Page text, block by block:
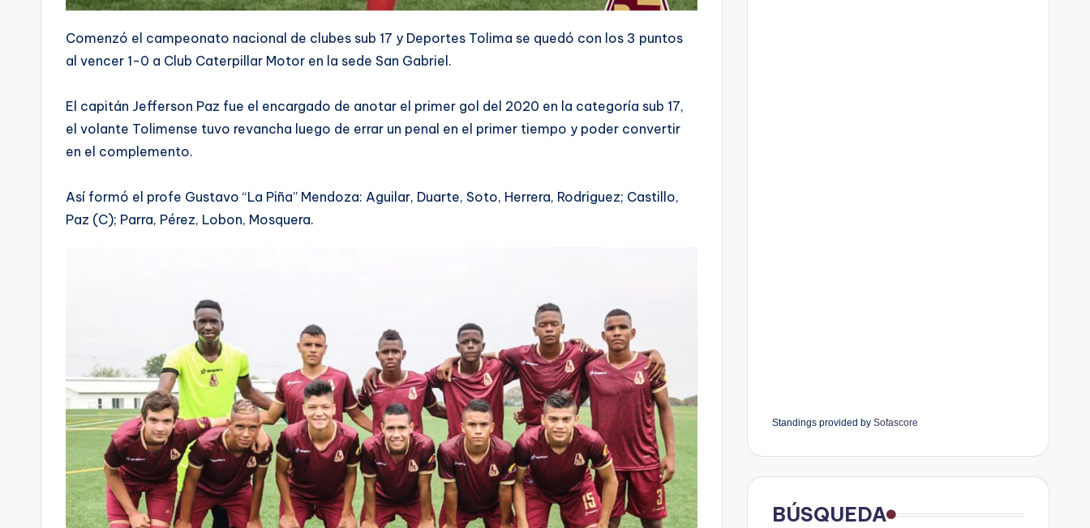
Comenzó el campeonato nacional de clubes sub 17 y Deportes Tolima se quedó con los 3 puntos
al vencer 1-0 a Club Caterpillar Motor en la sede San Gabriel.
El capitán Jefferson Paz fue el encargado de anotar el primer gol del 2020 en la categoría sub 17,
el volante Tolimense tuvo revancha luego de errar un penal en el primer tiempo y poder convertir
en el complemento.
Así formó el profe Gustavo “La Piña” Mendoza: Aguilar, Duarte, Soto, Herrera, Rodriguez; Castillo,
Paz (C); Parra, Pérez, Lobon, Mosquera.
Standings provided by Sofascore
BÚSQUEDA